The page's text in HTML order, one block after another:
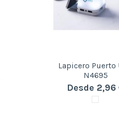
Lapicero Puerto
N4695
Desde 2,96